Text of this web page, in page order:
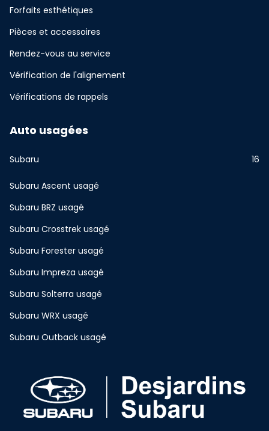
Forfaits esthétiques
Pièces et accessoires
Rendez-vous au service
Vérification de l'alignement
Vérifications de rappels
Auto usagées
Subaru 16
Subaru Ascent usagé
Subaru BRZ usagé
Subaru Crosstrek usagé
Subaru Forester usagé
Subaru Impreza usagé
Subaru Solterra usagé
Subaru WRX usagé
Subaru Outback usagé